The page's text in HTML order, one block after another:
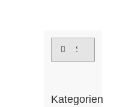
Suche
Kategorien